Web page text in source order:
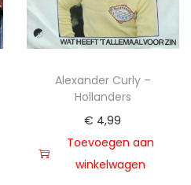
Alexander Curly –
Hollanders
€ 4,99
Toevoegen aan
winkelwagen